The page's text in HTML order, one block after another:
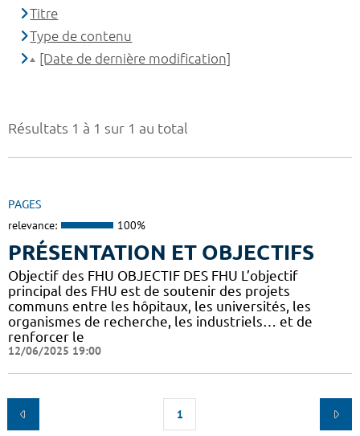
Résultats 1 à 1 sur 1 au total
PAGES
relevance: 100%
PRÉSENTATION ET OBJECTIFS
Objectif des FHU OBJECTIF DES FHU L’objectif
principal des FHU est de soutenir des projets
communs entre les hôpitaux, les universités, les
organismes de recherche, les industriels… et de
renforcer le
12/06/2025 19:00
1
Titre
Type de contenu
[Date de dernière modification]